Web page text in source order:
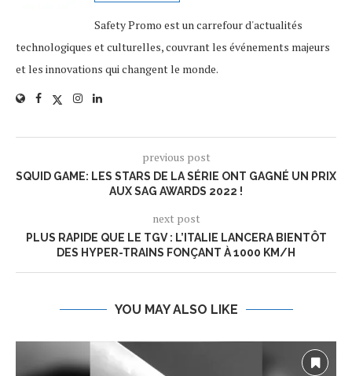
Safety Promo est un carrefour d'actualités
technologiques et culturelles, couvrant les événements majeurs
et les innovations qui changent le monde.
previous post
SQUID GAME: LES STARS DE LA SÉRIE ONT GAGNÉ UN PRIX
AUX SAG AWARDS 2022 !
next post
PLUS RAPIDE QUE LE TGV : L’ITALIE LANCERA BIENTÔT
DES HYPER-TRAINS FONÇANT À 1000 KM/H
YOU MAY ALSO LIKE